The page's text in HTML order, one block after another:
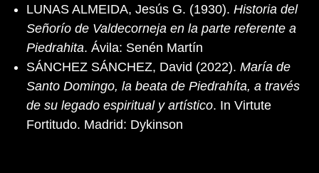
LUNAS ALMEIDA, Jesús G. (1930). Historia del
Señorío de Valdecorneja en la parte referente a
Piedrahita. Ávila: Senén Martín
SÁNCHEZ SÁNCHEZ, David (2022). María de
Santo Domingo, la beata de Piedrahíta, a través
de su legado espiritual y artístico. In Virtute
Fortitudo. Madrid: Dykinson